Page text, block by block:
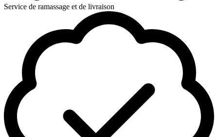
Service de ramassage et de livraison